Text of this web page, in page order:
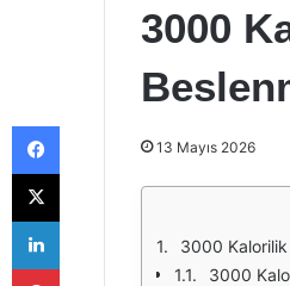
3000
13 Mayıs 2026
3000 Kalorilik
3000
Facebook
X
LinkedIn
Pinterest